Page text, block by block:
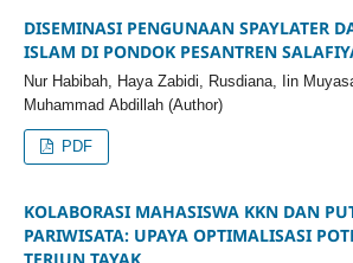
DISEMINASI PENGUNAAN SPAYLATER
ISLAM DI PONDOK PESANTREN
Nur Habibah, Haya Zabidi, Rusdiana, Iin
Muhammad Abdillah (Author)
PDF
KOLABORASI MAHASISWA KKN DAN
PARIWISATA: UPAYA OPTIMALISASI